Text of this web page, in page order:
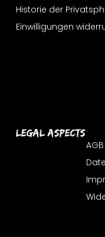
Historie der
Einwilligungen
Legal Aspects
AGB